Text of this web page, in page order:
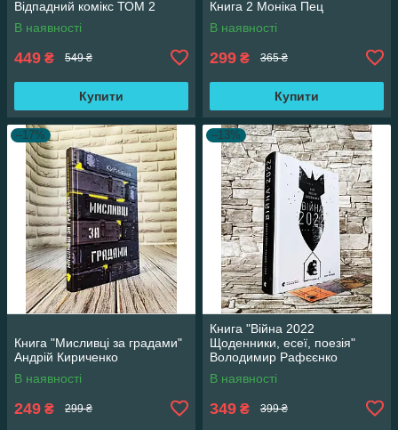
Відпадний комікс ТОМ 2
Трегуб Ганна
В наявності
449 ₴ 549 ₴
Купити
Книга 2 Моніка Пец
В наявності
299 ₴ 365 ₴
Купити
–17%
Книга "Мисливці за градами"
Андрій Кириченко
В наявності
249 ₴ 299 ₴
–13%
Книга "Війна 2022
Щоденники, есеї, поезія"
Володимир Рафєєнко
В наявності
349 ₴ 399 ₴